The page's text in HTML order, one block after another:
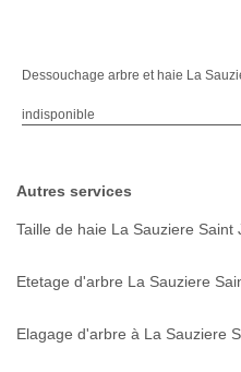
Dessouchage arbre et haie La
indisponible
Autres services
Taille de haie La Sauziere Saint
Etetage d'arbre La Sauziere
Elagage d'arbre à La Sauziere